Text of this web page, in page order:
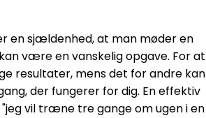
en sjældenhed, at man møder en
være en vanskelig opgave. For at
resultater, mens det for andre kan
der fungerer for dig. En effektiv
vil træne tre gange om ugen i en